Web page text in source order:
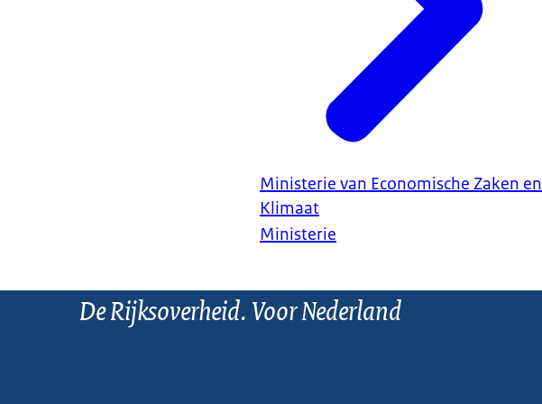
Ministerie van Economische Zaken en
Klimaat
Ministerie
De Rijksoverheid. Voor Nederland